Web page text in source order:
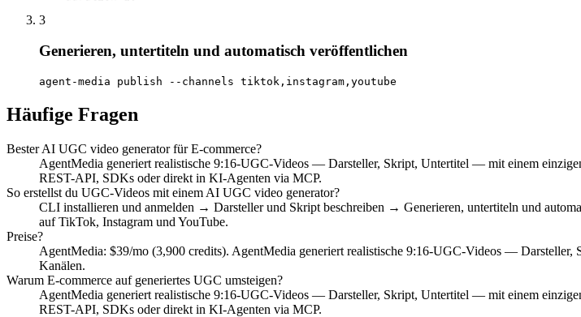
3
Generieren, untertiteln und automatisch veröffentlichen
agent-media publish --channels tiktok,instagram,youtube
Häufige Fragen
Bester AI UGC video generator für E-commerce?
AgentMedia generiert realistische 9:16-UGC-Videos — Darsteller, Skript, Untertitel — mit einem
REST-API, SDKs oder direkt in KI-Agenten via MCP.
So erstellst du UGC-Videos mit einem AI UGC video generator?
CLI installieren und anmelden → Darsteller und Skript beschreiben → Generieren, untertiteln und
auf TikTok, Instagram und YouTube.
Preise?
AgentMedia: $39/mo (3,900 credits). AgentMedia generiert realistische 9:16-UGC-Videos —
Kanälen.
Warum E-commerce auf generiertes UGC umsteigen?
AgentMedia generiert realistische 9:16-UGC-Videos — Darsteller, Skript, Untertitel — mit einem
REST-API, SDKs oder direkt in KI-Agenten via MCP.